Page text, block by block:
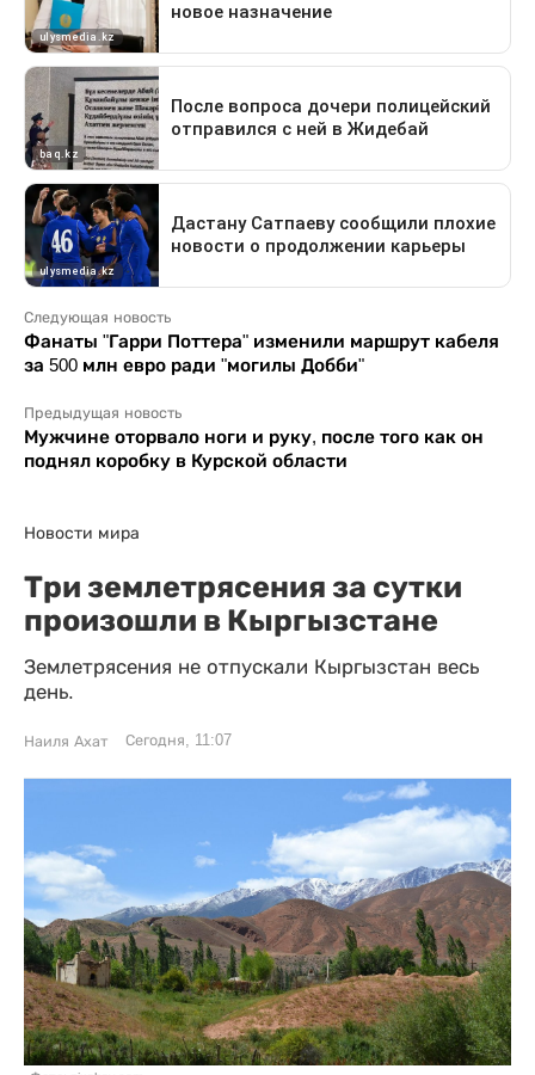
Следующая новость
Фанаты "Гарри Поттера" изменили маршрут кабеля
за 500 млн евро ради "могилы Добби"
Предыдущая новость
Мужчине оторвало ноги и руку, после того как он
поднял коробку в Курской области
Новости мира
Три землетрясения за сутки
произошли в Кыргызстане
Землетрясения не отпускали Кыргызстан весь
день.
Наиля Ахат Сегодня, 11:07